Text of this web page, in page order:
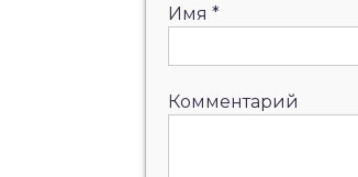
Имя *
Комментарий